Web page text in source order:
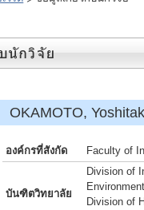
องค์กรที่สังกัด Faculty of
บันฑิตวิทยาลัย
Division of
Division of